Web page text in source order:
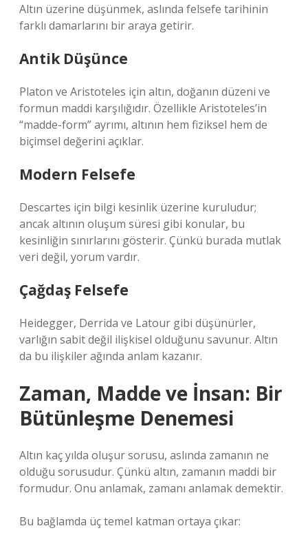
Altın üzerine düşünmek, aslında felsefe tarihinin
farklı damarlarını bir araya getirir.
Antik Düşünce
Platon ve Aristoteles için altın, doğanın düzeni ve
formun maddi karşılığıdır. Özellikle Aristoteles’in
“madde-form” ayrımı, altının hem fiziksel hem de
biçimsel değerini açıklar.
Modern Felsefe
Descartes için bilgi kesinlik üzerine kuruludur;
ancak altının oluşum süresi gibi konular, bu
kesinliğin sınırlarını gösterir. Çünkü burada mutlak
veri değil, yorum vardır.
Çağdaş Felsefe
Heidegger, Derrida ve Latour gibi düşünürler,
varlığın sabit değil ilişkisel olduğunu savunur. Altın
da bu ilişkiler ağında anlam kazanır.
Zaman, Madde ve İnsan: Bir
Bütünleşme Denemesi
Altın kaç yılda oluşur sorusu, aslında zamanın ne
olduğu sorusudur. Çünkü altın, zamanın maddi bir
formudur. Onu anlamak, zamanı anlamak demektir.
Bu bağlamda üç temel katman ortaya çıkar: